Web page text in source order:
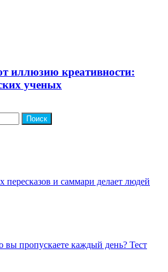
иллюзию креативности:
ученых
пересказов и саммари делает людей
вы пропускаете каждый день? Тест